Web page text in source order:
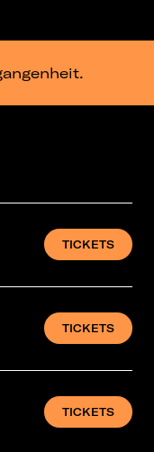
TICKETS
TICKETS
TICKETS